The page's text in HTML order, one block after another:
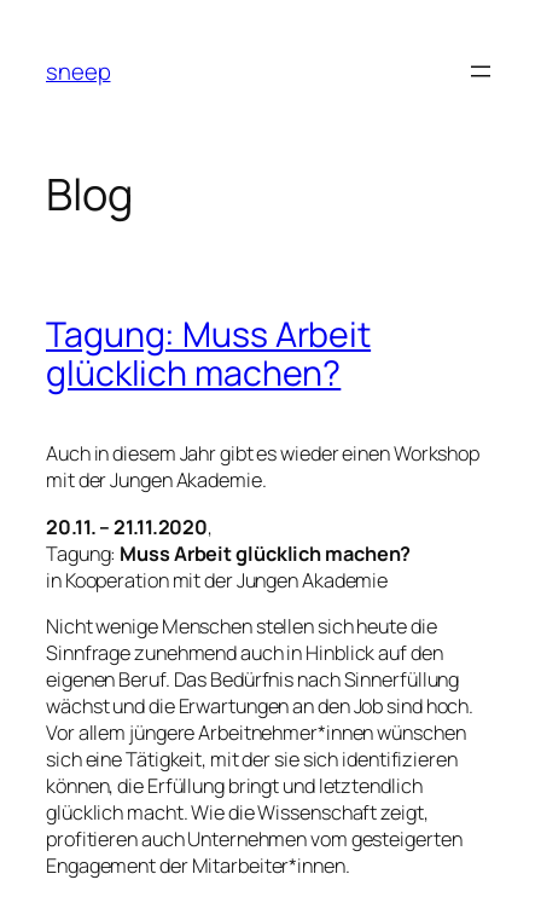
springen
sneep
Blog
Tagung: Muss Arbeit
glücklich machen?
Auch in diesem Jahr gibt es wieder einen Workshop
mit der Jungen Akademie.
20.11. – 21.11.2020,
Tagung: Muss Arbeit glücklich machen?
in Kooperation mit der Jungen Akademie
Nicht wenige Menschen stellen sich heute die
Sinnfrage zunehmend auch in Hinblick auf den
eigenen Beruf. Das Bedürfnis nach Sinnerfüllung
wächst und die Erwartungen an den Job sind hoch.
Vor allem jüngere Arbeitnehmer*innen wünschen
sich eine Tätigkeit, mit der sie sich identifizieren
können, die Erfüllung bringt und letztendlich
glücklich macht. Wie die Wissenschaft zeigt,
profitieren auch Unternehmen vom gesteigerten
Engagement der Mitarbeiter*innen.